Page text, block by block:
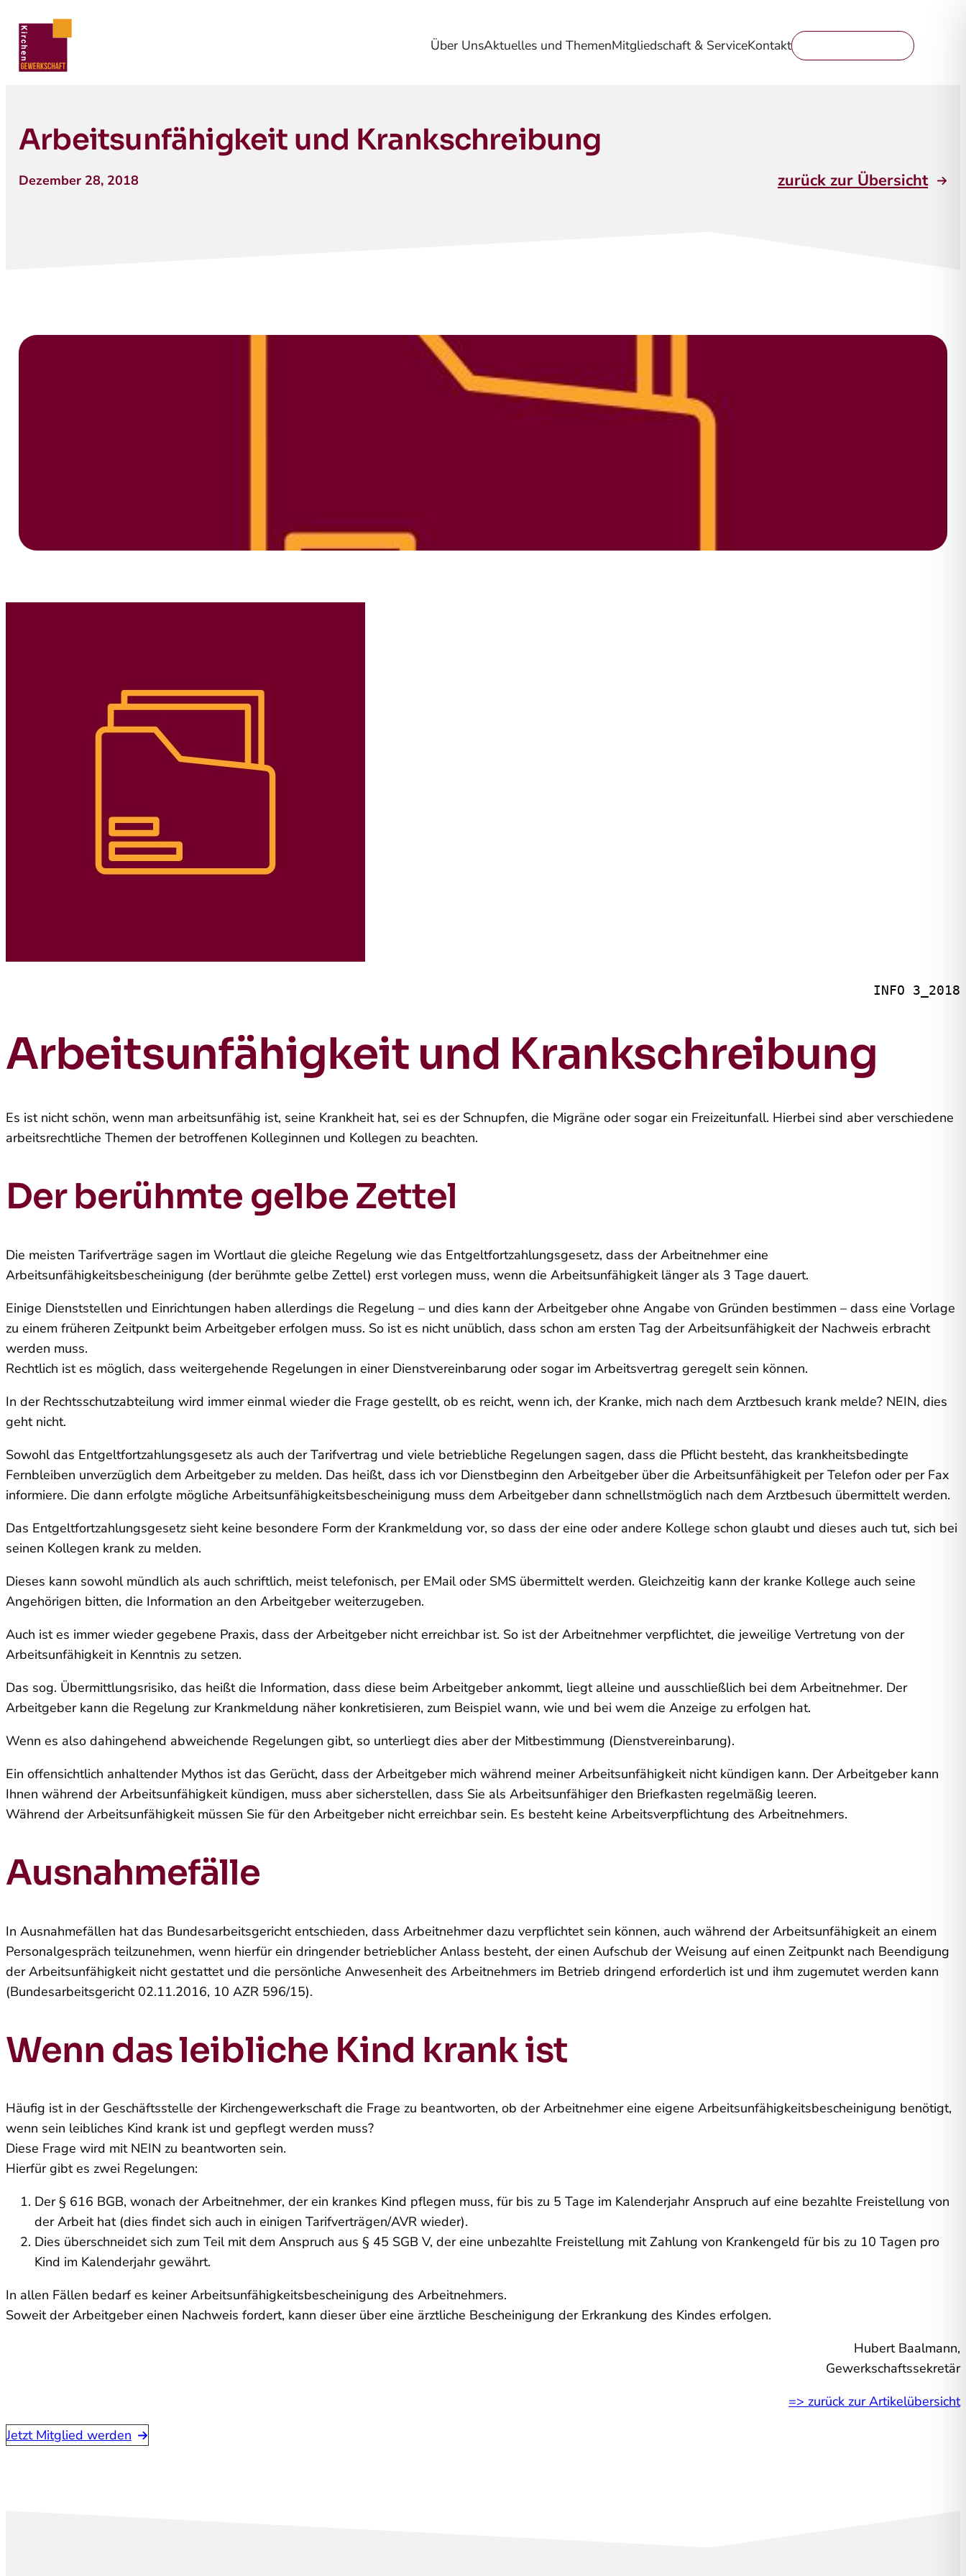
Über UnsAktuelles und ThemenMitgliedschaft & ServiceKontakt
Arbeitsunfähigkeit und Krankschreibung
Dezember 28, 2018 zurück zur Übersicht
INFO 3_2018
Arbeitsunfähigkeit und Krankschreibung
Es ist nicht schön, wenn man arbeitsunfähig ist, seine Krankheit hat, sei es der Schnupfen, die Migräne oder sogar ein Freizeitunfall. Hierbei sind aber verschiedene
arbeitsrechtliche Themen der betroffenen Kolleginnen und Kollegen zu beachten.
Der berühmte gelbe Zettel
Die meisten Tarifverträge sagen im Wortlaut die gleiche Regelung wie das Entgeltfortzahlungsgesetz, dass der Arbeitnehmer eine
Arbeitsunfähigkeitsbescheinigung (der berühmte gelbe Zettel) erst vorlegen muss, wenn die Arbeitsunfähigkeit länger als 3 Tage dauert.
Einige Dienststellen und Einrichtungen haben allerdings die Regelung – und dies kann der Arbeitgeber ohne Angabe von Gründen bestimmen – dass eine Vorlage
zu einem früheren Zeitpunkt beim Arbeitgeber erfolgen muss. So ist es nicht unüblich, dass schon am ersten Tag der Arbeitsunfähigkeit der Nachweis erbracht
werden muss.
Rechtlich ist es möglich, dass weitergehende Regelungen in einer Dienstvereinbarung oder sogar im Arbeitsvertrag geregelt sein können.
In der Rechtsschutzabteilung wird immer einmal wieder die Frage gestellt, ob es reicht, wenn ich, der Kranke, mich nach dem Arztbesuch krank melde? NEIN, dies
geht nicht.
Sowohl das Entgeltfortzahlungsgesetz als auch der Tarifvertrag und viele betriebliche Regelungen sagen, dass die Pflicht besteht, das krankheitsbedingte
Fernbleiben unverzüglich dem Arbeitgeber zu melden. Das heißt, dass ich vor Dienstbeginn den Arbeitgeber über die Arbeitsunfähigkeit per Telefon oder per Fax
informiere. Die dann erfolgte mögliche Arbeitsunfähigkeitsbescheinigung muss dem Arbeitgeber dann schnellstmöglich nach dem Arztbesuch übermittelt werden.
Das Entgeltfortzahlungsgesetz sieht keine besondere Form der Krankmeldung vor, so dass der eine oder andere Kollege schon glaubt und dieses auch tut, sich bei
seinen Kollegen krank zu melden.
Dieses kann sowohl mündlich als auch schriftlich, meist telefonisch, per E­Mail oder SMS übermittelt werden. Gleichzeitig kann der kranke Kollege auch seine
Angehörigen bitten, die Information an den Arbeitgeber weiterzugeben.
Auch ist es immer wieder gegebene Praxis, dass der Arbeitgeber nicht erreichbar ist. So ist der Arbeitnehmer verpflichtet, die jeweilige Vertretung von der
Arbeitsunfähigkeit in Kenntnis zu setzen.
Das sog. Übermittlungsrisiko, das heißt die Information, dass diese beim Arbeitgeber ankommt, liegt alleine und ausschließlich bei dem Arbeitnehmer. Der
Arbeitgeber kann die Regelung zur Krankmeldung näher konkretisieren, zum Beispiel wann, wie und bei wem die Anzeige zu erfolgen hat.
Wenn es also dahingehend abweichende Regelungen gibt, so unterliegt dies aber der Mitbestimmung (Dienstvereinbarung).
Ein offensichtlich anhaltender Mythos ist das Gerücht, dass der Arbeitgeber mich während meiner Arbeitsunfähigkeit nicht kündigen kann. Der Arbeitgeber kann
Ihnen während der Arbeitsunfähigkeit kündigen, muss aber sicherstellen, dass Sie als Arbeitsunfähiger den Briefkasten regelmäßig leeren.
Während der Arbeitsunfähigkeit müssen Sie für den Arbeitgeber nicht erreichbar sein. Es besteht keine Arbeitsverpflichtung des Arbeitnehmers.
Ausnahmefälle
In Ausnahmefällen hat das Bundesarbeitsgericht entschieden, dass Arbeitnehmer dazu verpflichtet sein können, auch während der Arbeitsunfähigkeit an einem
Personalgespräch teilzunehmen, wenn hierfür ein dringender betrieblicher Anlass besteht, der einen Aufschub der Weisung auf einen Zeitpunkt nach Beendigung
der Arbeitsunfähigkeit nicht gestattet und die persönliche Anwesenheit des Arbeitnehmers im Betrieb dringend erforderlich ist und ihm zugemutet werden kann
(Bundesarbeitsgericht 02.11.2016, 10 AZR 596/15).
Wenn das leibliche Kind krank ist
Häufig ist in der Geschäftsstelle der Kirchengewerkschaft die Frage zu beantworten, ob der Arbeitnehmer eine eigene Arbeitsunfähigkeitsbescheinigung benötigt,
wenn sein leibliches Kind krank ist und gepflegt werden muss?
Diese Frage wird mit NEIN zu beantworten sein.
Hierfür gibt es zwei Regelungen:
Der § 616 BGB, wonach der Arbeitnehmer, der ein krankes Kind pflegen muss, für bis zu 5 Tage im Kalenderjahr Anspruch auf eine bezahlte Freistellung von
der Arbeit hat (dies findet sich auch in einigen Tarifverträgen/AVR wieder).
Dies überschneidet sich zum Teil mit dem Anspruch aus § 45 SGB V, der eine unbezahlte Freistellung mit Zahlung von Krankengeld für bis zu 10 Tagen pro
Kind im Kalenderjahr gewährt.
In allen Fällen bedarf es keiner Arbeitsunfähigkeitsbescheinigung des Arbeitnehmers.
Soweit der Arbeitgeber einen Nachweis fordert, kann dieser über eine ärztliche Bescheinigung der Erkrankung des Kindes erfolgen.
Hubert Baalmann,
Gewerkschaftssekretär
=> zurück zur Artikelübersicht
Jetzt Mitglied werden